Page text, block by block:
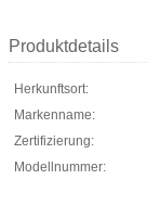
Produktdetails
Herkunftsort:
Markenname:
Zertifizierung:
Modellnummer: